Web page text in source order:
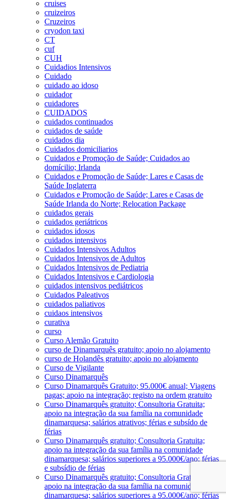
cruises
cruizeiros
Cruzeiros
cryodon taxi
CT
cuf
CUH
Cuidadios Intensivos
Cuidado
cuidado ao idoso
cuidador
cuidadores
CUIDADOS
cuidados continuados
cuidados de saúde
cuidados dia
Cuidados domiciliarios
Cuidados e Promoção de Saúde; Cuidados ao
domícilio; Irlanda
Cuidados e Promoção de Saúde; Lares e Casas de
Saúde Inglaterra
Cuidados e Promoção de Saúde; Lares e Casas de
Saúde Irlanda do Norte; Relocation Package
cuidados gerais
cuidados geriátricos
cuidados idosos
cuidados intensivos
Cuidados Intensivos Adultos
Cuidados Intensivos de Adultos
Cuidados Intensivos de Pediatria
Cuidados Intensivos e Cardiologia
cuidados intensivos pediátricos
Cuidados Paleativos
cuidados paliativos
cuidaos intensivos
curativa
curso
Curso Alemão Gratuito
curso de Dinamarquês gratuito; apoio no alojamento
curso de Holandês gratuito; apoio no alojamento
Curso de Vigilante
Curso Dinamarquês
Curso Dinamarquês Gratuito; 95.000€ anual; Viagens
pagas; apoio na integração; registo na ordem gratuito
Curso Dinamarquês gratuito; Consultoria Gratuita;
apoio na integração da sua família na comunidade
dinamarquesa; salários atrativos; férias e subsído de
férias
Curso Dinamarquês gratuito; Consultoria Gratuita;
apoio na integração da sua família na comunidade
dinamarquesa; salários superiores a 95.000€/ano; férias
e subsídio de férias
Curso Dinamarquês gratuito; Consultoria Gratuita;
apoio na integração da sua família na comunidade
dinamarquesa; salários superiores a 95.000€/ano; férias